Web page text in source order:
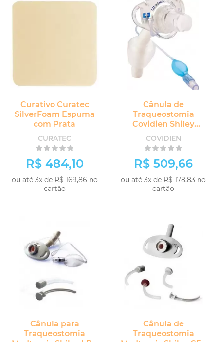
Curativo Curatec
SilverFoam Espuma
com Prata
CURATEC
R$ 484,10
ou até 3x de R$ 169,86 no
cartão
Cânula de
Traqueostomia
Covidien Shiley
Flexível Adulto com
Cuff sem Fenestra
COVIDIEN
R$ 509,66
ou até 3x de R$ 178,83 no
cartão
Cânula para
Traqueostomia
Cânula de
Traqueostomia